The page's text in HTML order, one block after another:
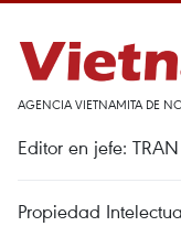
AGENCIA VIETNAMITA DE
Editor en jefe:
Propiedad